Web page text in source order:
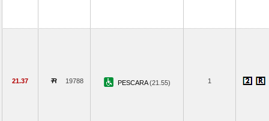
21.37 19788 PESCARA(21.55) 1